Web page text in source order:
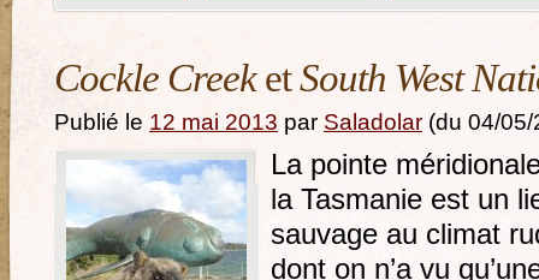
Cockle CreeketSouth West
Publié le 12 mai 2013 par Saladolar (du 04/
La pointe
la Tasmanie est un
sauvage au climat
dont on n’a vu